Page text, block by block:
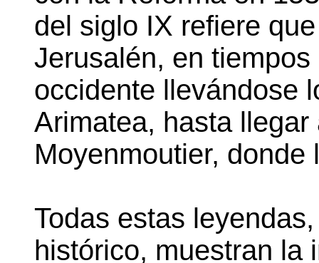
del siglo IX refiere
Jerusalén, en
occidente llevándose
Arimatea, hasta
Moyenmoutier, donde
Todas estas
histórico, muestran la